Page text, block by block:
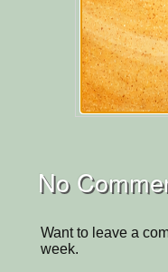
No
Want to leave a
week.